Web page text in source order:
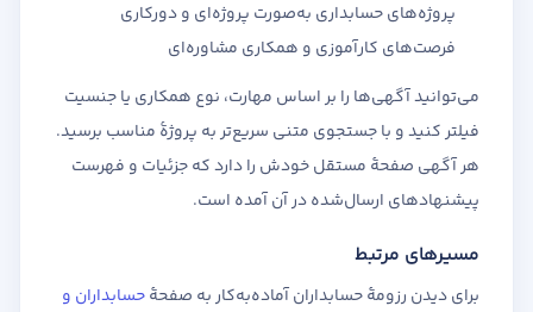
پروژه‌های حسابداری به‌صورت پروژه‌ای و دورکاری
فرصت‌های کارآموزی و همکاری مشاوره‌ای
می‌توانید آگهی‌ها را بر اساس مهارت، نوع همکاری یا جنسیت
فیلتر کنید و با جستجوی متنی سریع‌تر به پروژهٔ مناسب برسید.
هر آگهی صفحهٔ مستقل خودش را دارد که جزئیات و فهرست
پیشنهادهای ارسال‌شده در آن آمده است.
مسیرهای مرتبط
برای دیدن رزومهٔ حسابداران آماده‌به‌کار به صفحهٔحسابداران و